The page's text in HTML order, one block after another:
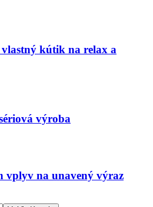
kútik na relax a
výroba
vplyv na unavený výraz